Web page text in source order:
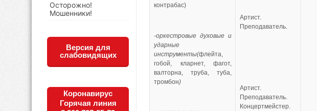
контрабас)
-оркестровые духовые и
ударные
инструменты(флейта,
гобой, кларнет, фагот,
валторна, труба, туба,
тромбон)
Артист.
Преподаватель.
Артист.
Преподаватель.
Концертмейстер.
Осторожно!
Мошенники!
Версия для
слабовидящих
Коронавирус
Горячая линия